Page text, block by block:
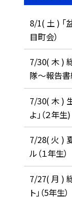
8/1( 土 ) 「
目町会）
7/30( 木 )
隊〜報告書
7/30( 木 )
よ」（２年生)
7/28( 火 )
ル（１年生）
7/27( 月 )
ト」（5年生）